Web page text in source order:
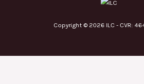
Copyright © 2026 ILC - CVR: